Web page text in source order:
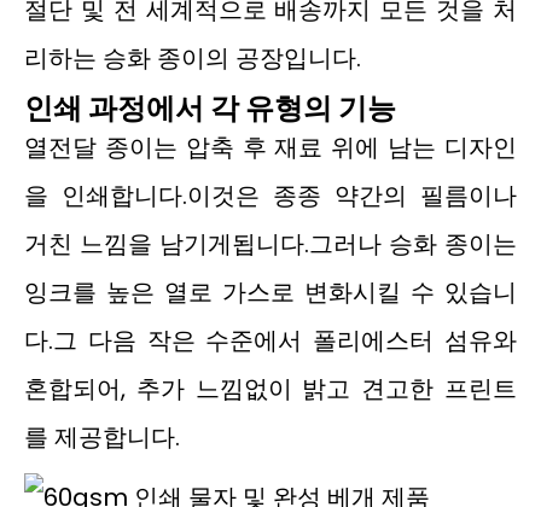
절단 및 전 세계적으로 배송까지 모든 것을 처
리하는 승화 종이의 공장입니다.
인쇄 과정에서 각 유형의 기능
열전달 종이는 압축 후 재료 위에 남는 디자인
을 인쇄합니다.이것은 종종 약간의 필름이나
거친 느낌을 남기게됩니다.그러나 승화 종이는
잉크를 높은 열로 가스로 변화시킬 수 있습니
다.그 다음 작은 수준에서 폴리에스터 섬유와
혼합되어, 추가 느낌없이 밝고 견고한 프린트
를 제공합니다.